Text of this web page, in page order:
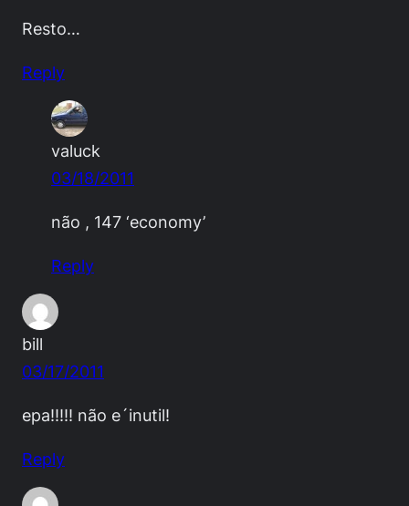
Resto…
Reply
valuck
03/18/2011
não , 147 ‘economy’
Reply
bill
03/17/2011
epa!!!!! não e´inutil!
Reply